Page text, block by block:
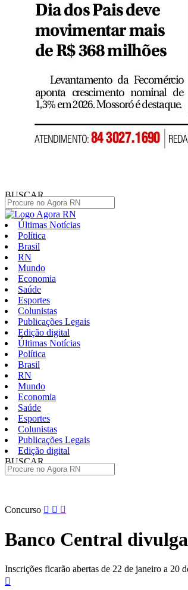
BUSCAR
Últimas Notícias
Política
Brasil
RN
Mundo
Economia
Saúde
Esportes
Colunistas
Publicações Legais
Edição digital
Últimas Notícias
Política
Brasil
RN
Mundo
Economia
Saúde
Esportes
Colunistas
Publicações Legais
Edição digital
BUSCAR
Pular
conteúdo
Concurso
Banco Central
Inscrições ficarão abertas de 22 de janeiro a 20